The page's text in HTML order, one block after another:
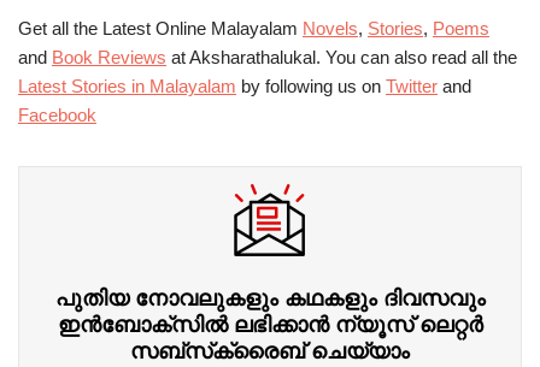
Get all the Latest Online Malayalam Novels, Stories, Poems
and Book Reviews at Aksharathalukal. You can also read all the
Latest Stories in Malayalam by following us on Twitter and
Facebook
പുതിയ നോവലുകളും കഥകളും ദിവസവും
ഇന്‍ബോക്‌സില്‍ ലഭിക്കാന്‍ ന്യൂസ് ലെറ്റർ
സബ്‌സ്‌ക്രൈബ് ചെയ്യാം